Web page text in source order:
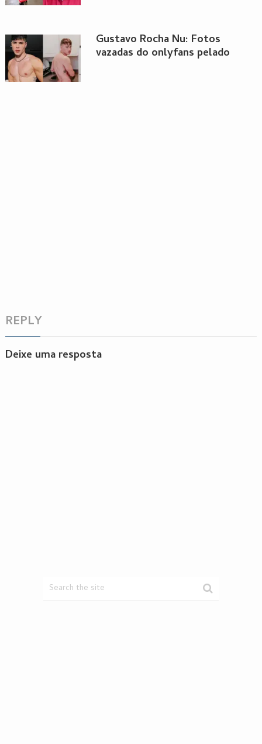
Gustavo Rocha Nu: Fotos
vazadas do onlyfans pelado
REPLY
Deixe uma resposta